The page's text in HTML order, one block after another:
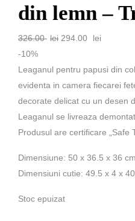
din lemn –
326.00 lei 294.00
lei
-10%
Leaganul pentru papusi din
evidenta in camera fiecarei
decorate delicat cu un desen
Leaganul se livreaza
Produsul are certificare „Safe
Dimensiune: 50 x 36.5 x 36 cm
Dimensiuni cutie: 49.5 x 4 x 40
Stoc epuizat